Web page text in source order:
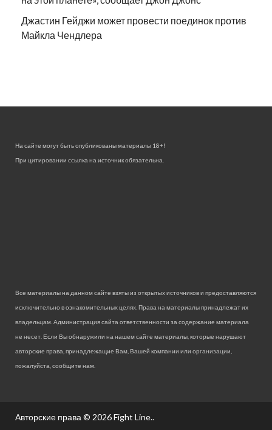
Джастин Гейджи может провести поединок против
Майкла Чендлера
На сайте могут быть опубликованы материалы 18+!
При цитировании ссылка на источник обязательна.
Все материалы на данном сайте взяты из открытых источников и предоставляются
исключительно в ознакомительных целях. Права на материалы принадлежат их
владельцам. Администрация сайта ответственности за содержание материала
не несет. Если Вы обнаружили на нашем сайте материалы, которые нарушают
авторские права, принадлежащие Вам, Вашей компании или организации,
пожалуйста, сообщите нам.
Авторские права © 2026Fight Line..